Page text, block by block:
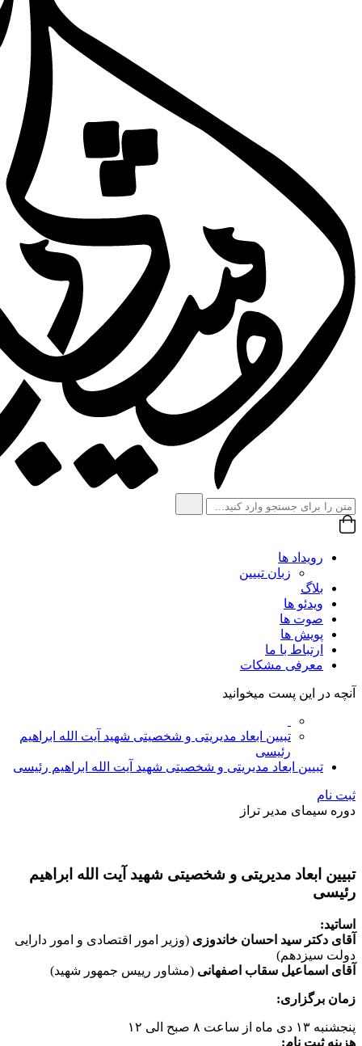
رویداد ها
زبان تبیین
بلاگ
ویدئو ها
صوت ها
پویش ها
ارتباط با ما
معرفی مشکات
آنچه در این پست میخوانید
تبیین ابعاد مدیریتی و شخصیتی شهید آیت الله ابراهیم
رئیسی
تبیین ابعاد مدیریتی و شخصیتی شهید آیت الله ابراهیم رئیسی
ثبت نام
دوره سیمای مدیر تراز
تبیین ابعاد مدیریتی و شخصیتی شهید آیت الله ابراهیم
رئیسی
اساتید:
آقای دکتر سید احسان خاندوزی (وزیر امور اقتصادی و امور دارایی
دولت سیزدهم)
آقای اسماعیل سقاب اصفهانی (مشاور رییس جمهور شهید)
زمان برگزاری:
پنجشنبه ۱۳ دی ماه از ساعت ۸ صبح الی ۱۲
هزینه ثبت نام: